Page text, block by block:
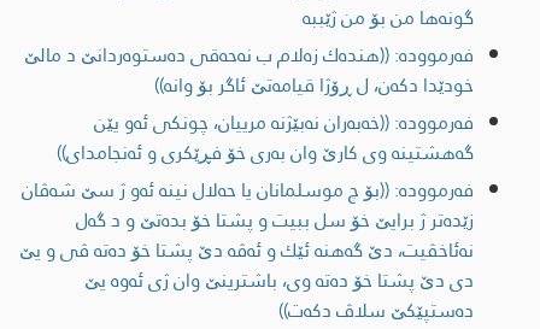
گونه‌ها من بۆ من ژێببه‌
فەرموودە: ((هنده‌ك زه‌لام ب نه‌حه‌قی ده‌ستوه‌ردانێ د مالێ
خودێدا دكه‌ن، ل ڕۆژا قیامه‌تێ ئاگر بۆ وانه‌))
فەرموودە: ((خه‌به‌ران نه‌بێژنه‌ مرییان، چونكی ئه‌و یێن
گه‌هشتینه‌ وی كارێ وان به‌ری خۆ فڕێكری و ئه‌نجامدای))
فەرموودە: ((بۆ چ موسلمانان یا حه‌لال نینه‌ ئه‌و ژ سێ شه‌ڤان
زێده‌تر ژ برایێ خۆ سل ببيت و پشتا خۆ بده‌تێ و د گه‌ل
نه‌ئاخڤیت، دێ گه‌هنه‌ ئێك و ئه‌ڤه‌ دێ پشتا خۆ ده‌ته‌ ڤی و یێ
دی دێ پشتا خۆ ده‌ته‌ وی، باشترینێ وان ژی ئه‌وه‌ یێ
ده‌ستپێكێ سلاڤ دكه‌ت))